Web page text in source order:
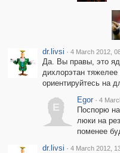
dr.livsi · 4 March 2012,
Да. Вы правы, это
дихлорэтан
ориентируйтесь на
E
Egor · 4
Поспорю
люки на
поменее
dr.livsi · 4 March 2012,